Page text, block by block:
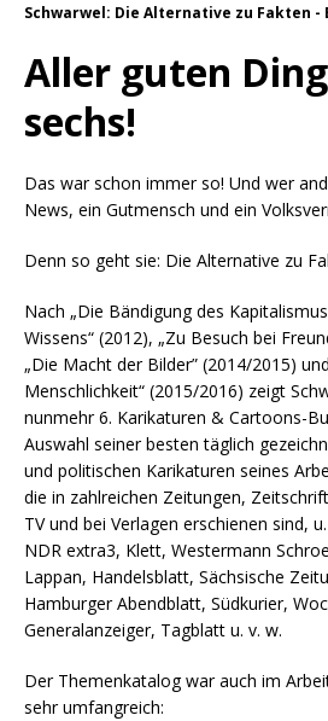
Schwarwel: Die Alternative zu Fakten -
Aller guten
sechs!
Das war schon immer so! Und wer
News, ein Gutmensch und ein
Denn so geht sie: Die Alternative zu
Nach „Die Bändigung des
Wissens“ (2012), „Zu Besuch bei
„Die Macht der Bilder” (2014/2015)
Menschlichkeit“ (2015/2016) zeigt
nunmehr 6. Karikaturen & Cartoons-
Auswahl seiner besten täglich
und politischen Karikaturen seines
die in zahlreichen Zeitungen,
TV und bei Verlagen erschienen sind,
NDR extra3, Klett, Westermann
Lappan, Handelsblatt, Sächsische
Hamburger Abendblatt, Südkurier,
Generalanzeiger, Tagblatt u. v. w.
Der Themenkatalog war auch im
sehr umfangreich: